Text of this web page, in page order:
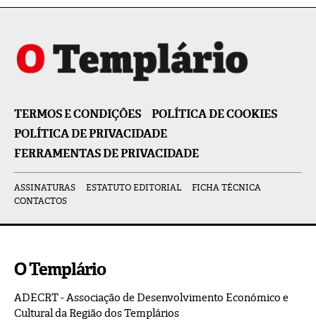
TERMOS E CONDIÇÕES
POLÍTICA DE COOKIES
POLÍTICA DE PRIVACIDADE
FERRAMENTAS DE PRIVACIDADE
ASSINATURAS ESTATUTO EDITORIAL
FICHA TÉCNICA
CONTACTOS
O Templário
ADECRT - Associação de Desenvolvimento Económico e
Cultural da Região dos Templários